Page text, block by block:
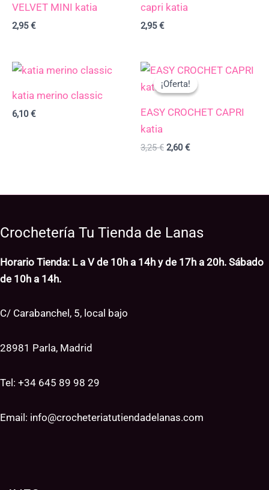
VELVET MINI katia
2,95€
capri katia
2,95€
katia merino classic
6,10€
¡Oferta!
¡Oferta!
EASY CROCHET CAPRI
katia
3,25€
El
precio
original
3,25 €.
2,60€
El
precio
actual
2,60 €.
Crochetería Tu Tienda de Lanas
Horario Tienda: L a V de 10h a 14h y de 17h a 20h. Sábado
de 10h a 14h.
C/ Carabanchel, 5, local bajo
28981 Parla, Madrid
Tel: +34 645 89 98 29
Email: info@crocheteriatutiendadelanas.com